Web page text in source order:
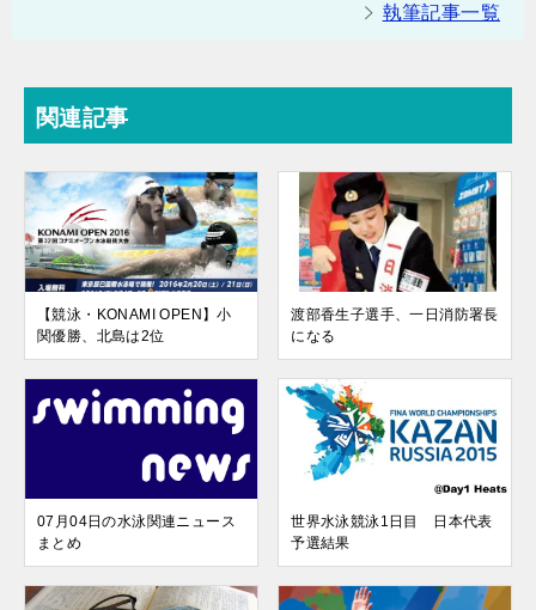
執筆記事一覧
関連記事
【競泳・KONAMI OPEN】小
関優勝、北島は2位
渡部香生子選手、一日消防署長
になる
07月04日の水泳関連ニュース
まとめ
世界水泳競泳1日目 日本代表
予選結果